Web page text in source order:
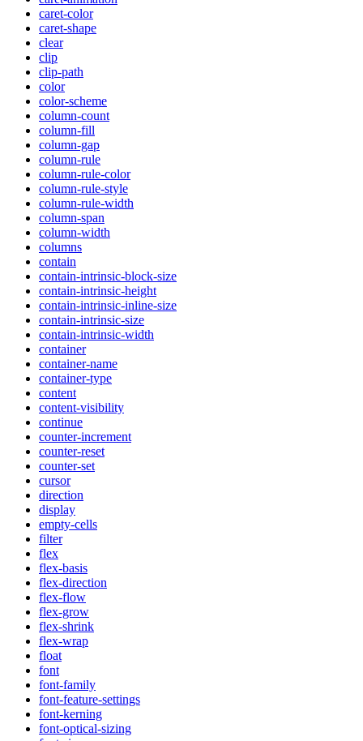
caret-color
caret-shape
clear
clip
clip-path
color
color-scheme
column-count
column-fill
column-gap
column-rule
column-rule-color
column-rule-style
column-rule-width
column-span
column-width
columns
contain
contain-intrinsic-block-size
contain-intrinsic-height
contain-intrinsic-inline-size
contain-intrinsic-size
contain-intrinsic-width
container
container-name
container-type
content
content-visibility
continue
counter-increment
counter-reset
counter-set
cursor
direction
display
empty-cells
filter
flex
flex-basis
flex-direction
flex-flow
flex-grow
flex-shrink
flex-wrap
float
font
font-family
font-feature-settings
font-kerning
font-optical-sizing